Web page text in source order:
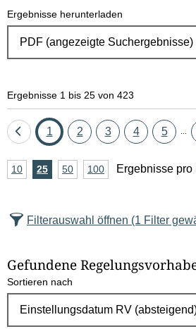
Ergebnisse herunterladen
Ergebnisse 1 bis 25 von 423
Eine
zurück
Seite
1 Seite
2 Seite
3 Seite
4 Seite
5
A
z
l
E
10Ergebnisse
25Ergebnisse
50Ergebnisse
100Ergebnisse
Ergebnisse pro
Filterauswahl öffnen (1 Filter
Gefundene
Sortieren nach